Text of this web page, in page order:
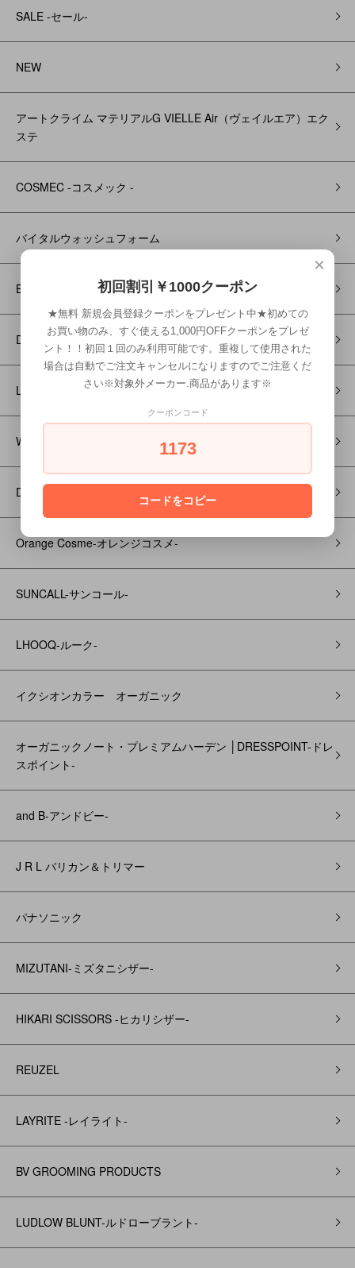
SALE -セール-
NEW
アートクライム マテリアルG VIELLE Air（ヴェイルエア）エク
ステ
COSMEC -コスメック -
バイタルウォッシュフォーム
BROSH ブロッシュ
DOORS (ドアーズ)
Little Scientist - リトルサイエンティスト
WAHL-ウォール-
DULTON ダルトン
Orange Cosme-オレンジコスメ-
SUNCALL-サンコール-
LHOOQ-ルーク-
イクシオンカラー オーガニック
オーガニックノート・プレミアムハーデン │DRESSPOINT-ドレ
スポイント-
and B‐アンドビー‐
J R L バリカン＆トリマー
パナソニック
MIZUTANI-ミズタニシザー-
HIKARI SCISSORS -ヒカリシザー-
REUZEL
LAYRITE -レイライト-
BV GROOMING PRODUCTS
LUDLOW BLUNT-ルドローブラント-
×
初回割引￥1000クーポン
★無料 新規会員登録クーポンをプレゼント中★初めての
お買い物のみ、すぐ使える1,000円OFFクーポンをプレゼ
ント！！初回１回のみ利用可能です。重複して使用された
場合は自動でご注文キャンセルになりますのでご注意くだ
さい※対象外メーカー.商品があります※
クーポンコード
1173
コードをコピー